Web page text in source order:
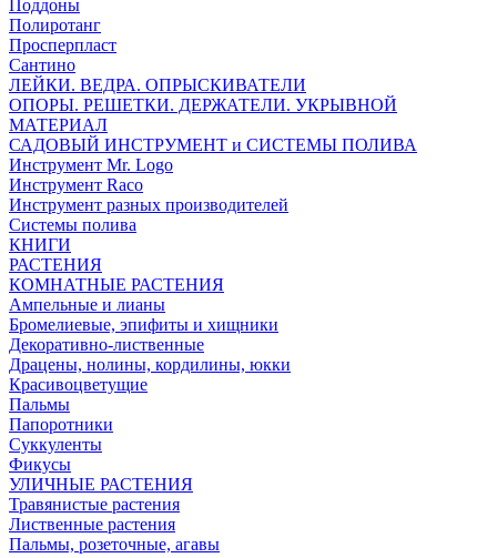
Поддоны
Полиротанг
Просперпласт
Сантино
ЛЕЙКИ. ВЕДРА. ОПРЫСКИВАТЕЛИ
ОПОРЫ. РЕШЕТКИ. ДЕРЖАТЕЛИ. УКРЫВНОЙ
МАТЕРИАЛ
САДОВЫЙ ИНСТРУМЕНТ и СИСТЕМЫ ПОЛИВА
Инструмент Mr. Logo
Инструмент Raco
Инструмент разных производителей
Системы полива
КНИГИ
РАСТЕНИЯ
КОМНАТНЫЕ РАСТЕНИЯ
Ампельные и лианы
Бромелиевые, эпифиты и хищники
Декоративно-лиственные
Драцены, нолины, кордилины, юкки
Красивоцветущие
Пальмы
Папоротники
Суккуленты
Фикусы
УЛИЧНЫЕ РАСТЕНИЯ
Травянистые растения
Лиственные растения
Пальмы, розеточные, агавы